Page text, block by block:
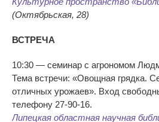
(Октябрьская, 28)
ВСТРЕЧА
10:30 — семинар с агрономом
Тема встречи: «Овощная грядка.
отличных урожаев». Вход
телефону 27-90-16.
Липецкая областная научная